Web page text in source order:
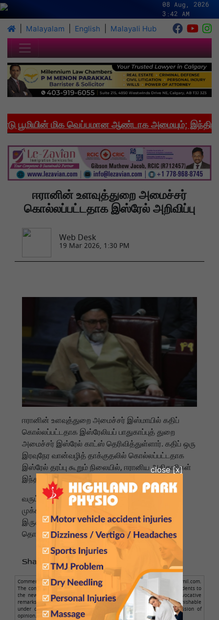
08 Aug, 2026
3:42 AM
Malayalam English Malayali Hub
மிக வெப்பமான ஆண்டாக அமையும்;
ஈரானின் உளவுத்துறை அமைச்சர்
கொல்லப்பட்டதாக இஸ்ரேல் அறிவிப்பு
Web Desk
19 Mar 2026, 1:30 PM
ஈரானின் உளவுத்துறை அமைச்சர் இஸ்மாயில் கதிப்
கொல்லப்பட்டதாக இஸ்ரேலியப் பாதுகாப்புத் துறை
அமைச்சர் இஸ்ரேல் காட்ஸ் தெரிவித்துள்ளார். கதிப் ஒரு
இரவுநேர வான்வழித் தாக்குதலில் கொல்லப்பட்டதாக
இஸ்ரேல் தரப்பு கூறும் நிலையில், ஈரானிய அதிகாரிகள்
இந்தச் செய்தியை இதுவரை உறுதிப்படுத்தவில்லை.
வரும் மணிநேரங்களில் அனைத்து முனைகளிலும்
முக்கியத்துவம் வாய்ந்த, எதிர்பாராத நகர்வுகள்
இருக்கும் என்றும், எதிரிகளைத் தேடும் வேட்டை
தொடரும் என்றும் காட்ஸ் கூறியுள்ளார்.
Share to :
Comments posted here are from readers only, not from NamathuTamil.com.
The comment author is solely responsible for the comments. Respondents to
the news should avoid making obscene, illegal, defamatory, or provocative
remarks. Personal abuse is not allowed. Such comments are punishable
under cyber law. Legal action will be taken against such expression of
opinion.